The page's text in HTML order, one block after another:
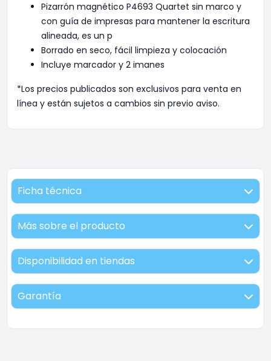
Pizarrón magnético P4693 Quartet sin marco y
con guía de impresas para mantener la escritura
alineada, es un p
Borrado en seco, fácil limpieza y colocación
Incluye marcador y 2 imanes
*Los precios publicados son exclusivos para venta en
línea y están sujetos a cambios sin previo aviso.
Ficha técnica
Más sobre el producto
Disponibilidad en tiendas
Garantía